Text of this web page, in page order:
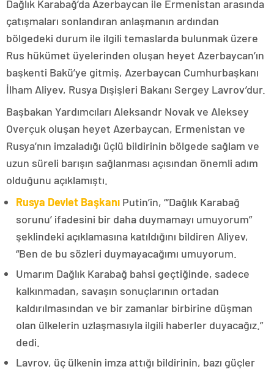
Dağlık Karabağ’da Azerbaycan ile Ermenistan arasında
çatışmaları sonlandıran anlaşmanın ardından
bölgedeki durum ile ilgili temaslarda bulunmak üzere
Rus hükümet üyelerinden oluşan heyet Azerbaycan’ın
başkenti Bakü’ye gitmiş, Azerbaycan Cumhurbaşkanı
İlham Aliyev, Rusya Dışişleri Bakanı Sergey Lavrov’dur.
Başbakan Yardımcıları Aleksandr Novak ve Aleksey
Overçuk oluşan heyet Azerbaycan, Ermenistan ve
Rusya’nın imzaladığı üçlü bildirinin bölgede sağlam ve
uzun süreli barışın sağlanması açısından önemli adım
olduğunu açıklamıştı.
Rusya Devlet Başkanı Putin’in, “‘Dağlık Karabağ
sorunu’ ifadesini bir daha duymamayı umuyorum”
şeklindeki açıklamasına katıldığını bildiren Aliyev,
“Ben de bu sözleri duymayacağımı umuyorum.
Umarım Dağlık Karabağ bahsi geçtiğinde, sadece
kalkınmadan, savaşın sonuçlarının ortadan
kaldırılmasından ve bir zamanlar birbirine düşman
olan ülkelerin uzlaşmasıyla ilgili haberler duyacağız.”
dedi.
Lavrov, üç ülkenin imza attığı bildirinin, bazı güçler